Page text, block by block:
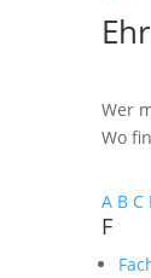
Wer
Wo
A B C
F